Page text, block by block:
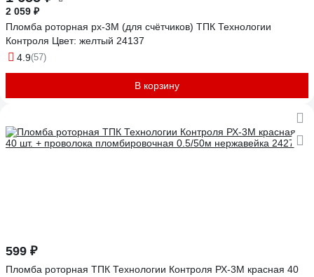
2 059 ₽
Пломба роторная рх-3М (для счётчиков) ТПК Технологии
Контроля Цвет: желтый 24137
4.9(57)
В корзину
599 ₽
Пломба роторная ТПК Технологии Контроля РХ-3М красная 40